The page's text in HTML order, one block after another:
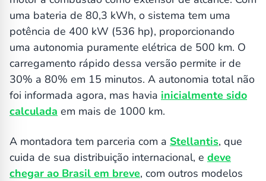
uma bateria de 80,3 kWh, o sistema tem uma
potência de 400 kW (536 hp), proporcionando
uma autonomia puramente elétrica de 500 km. O
carregamento rápido dessa versão permite ir de
30% a 80% em 15 minutos. A autonomia total não
foi informada agora, mas havia inicialmente sido
calculada em mais de 1000 km.
A montadora tem parceria com a Stellantis, que
cuida de sua distribuição internacional, e deve
chegar ao Brasil em breve, com outros modelos